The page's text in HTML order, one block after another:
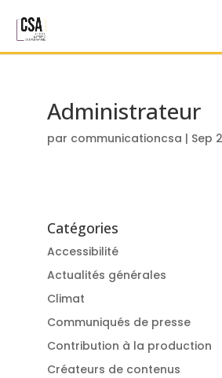
Administrateur
par communicationcsa | Sep
Catégories
Accessibilité
Actualités générales
Climat
Communiqués de presse
Contribution à la production
Créateurs de contenus